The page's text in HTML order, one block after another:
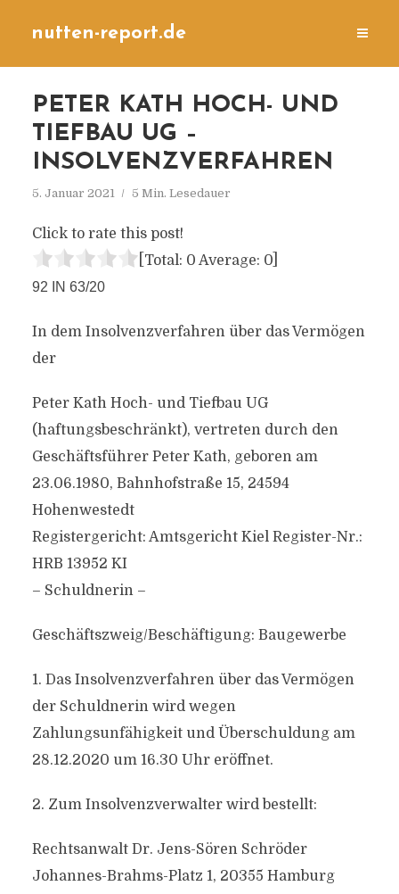
nutten-report.de
PETER KATH HOCH- UND
TIEFBAU UG –
INSOLVENZVERFAHREN
5. Januar 2021 5 Min. Lesedauer
Click to rate this post!
[Total: 0 Average: 0]
92 IN 63/20
In dem Insolvenzverfahren über das Vermögen
der
Peter Kath Hoch- und Tiefbau UG
(haftungsbeschränkt), vertreten durch den
Geschäftsführer Peter Kath, geboren am
23.06.1980, Bahnhofstraße 15, 24594
Hohenwestedt
Registergericht: Amtsgericht Kiel Register-Nr.:
HRB 13952 KI
– Schuldnerin –
Geschäftszweig/Beschäftigung: Baugewerbe
1. Das Insolvenzverfahren über das Vermögen
der Schuldnerin wird wegen
Zahlungsunfähigkeit und Überschuldung am
28.12.2020 um 16.30 Uhr eröffnet.
2. Zum Insolvenzverwalter wird bestellt:
Rechtsanwalt Dr. Jens-Sören Schröder
Johannes-Brahms-Platz 1, 20355 Hamburg